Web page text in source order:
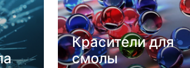
Красители для
смолы